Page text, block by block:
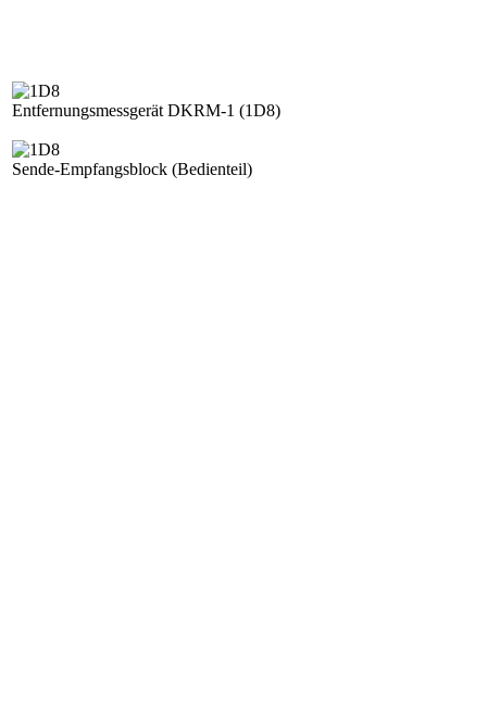
Entfernungsmessgerät DKRM-1 (1D8)
Sende-Empfangsblock (Bedienteil)